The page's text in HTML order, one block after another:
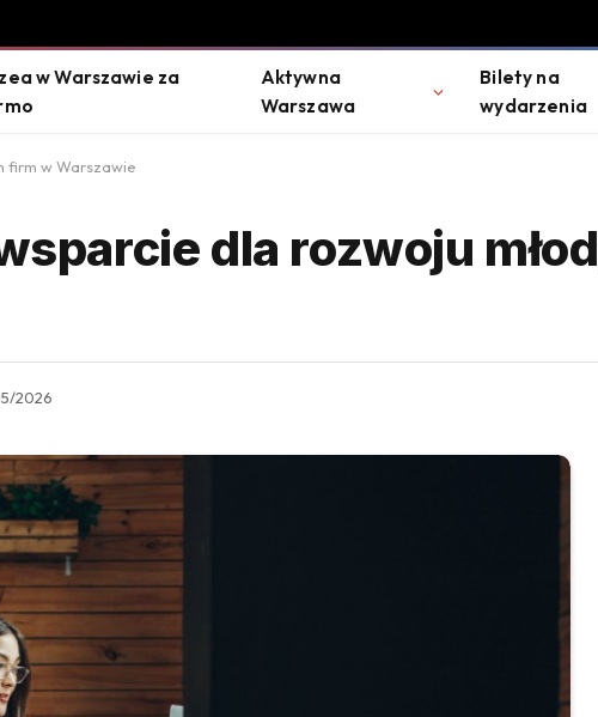
w Warszawie za
Aktywna
Warszawa
Bilety na
wydarzenia
firm w Warszawie
dla rozwoju
2026